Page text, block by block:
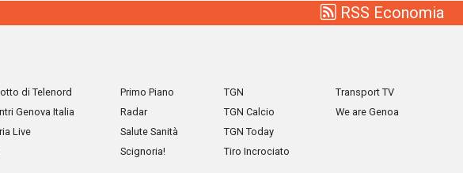
RSS Economia
di Telenord
Genova Italia
Live
Primo Piano
Radar
Salute Sanità
Scignoria!
TGN
TGN Calcio
TGN Today
Tiro Incrociato
Transport TV
We are Genoa